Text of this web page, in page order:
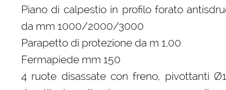
Piano di calpestio in profilo forato
da mm 1000/2000/3000
Parapetto di protezione da m 1,00
Fermapiede mm 150
4 ruote disassate con freno, pivottanti